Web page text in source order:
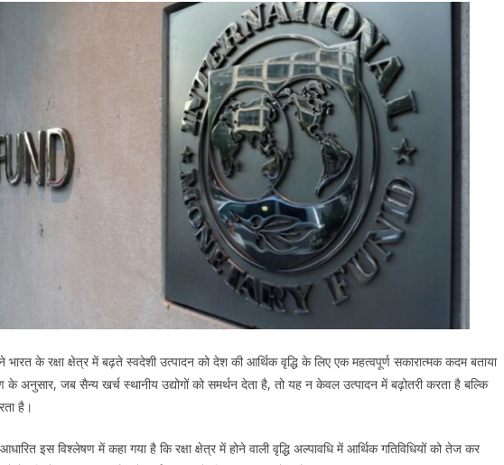
के रक्षा क्षेत्र में बढ़ते स्वदेशी उत्पादन को देश की आर्थिक वृद्धि के लिए एक महत्वपूर्ण सकारात्मक कदम बताया
अनुसार, जब सैन्य खर्च स्थानीय उद्योगों को समर्थन देता है, तो यह न केवल उत्पादन में बढ़ोतरी करता है बल्कि
है।
इस विश्लेषण में कहा गया है कि रक्षा क्षेत्र में होने वाली वृद्धि अल्पावधि में आर्थिक गतिविधियों को तेज कर